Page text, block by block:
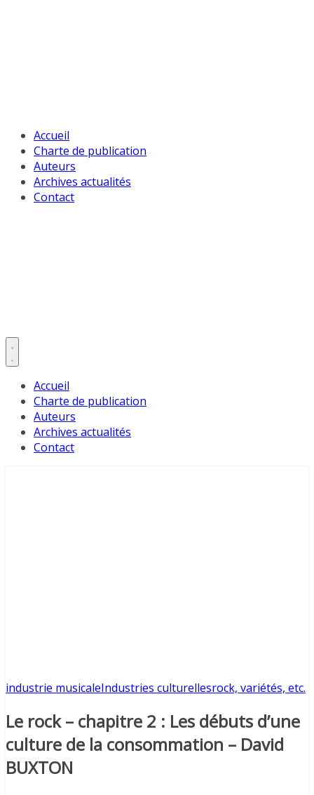
Accueil
Charte de publication
Auteurs
Archives actualités
Contact
Accueil
Charte de publication
Auteurs
Archives actualités
Contact
industrie musicaleIndustries culturellesrock, variétés, etc.
Le rock – chapitre 2 : Les débuts d’une
culture de la consommation – David
BUXTON